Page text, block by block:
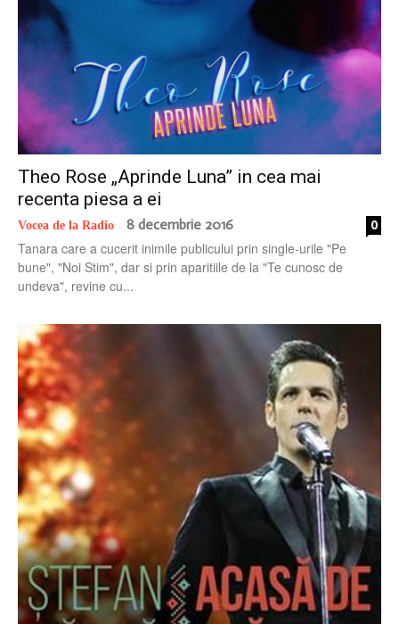
Theo Rose „Aprinde Luna” in cea mai
recenta piesa a ei
Vocea de la Radio - 8 decembrie 2016 0
Tanara care a cucerit inimile publicului prin single-urile "Pe
bune", "Noi Stim", dar si prin aparitiile de la "Te cunosc de
undeva", revine cu...